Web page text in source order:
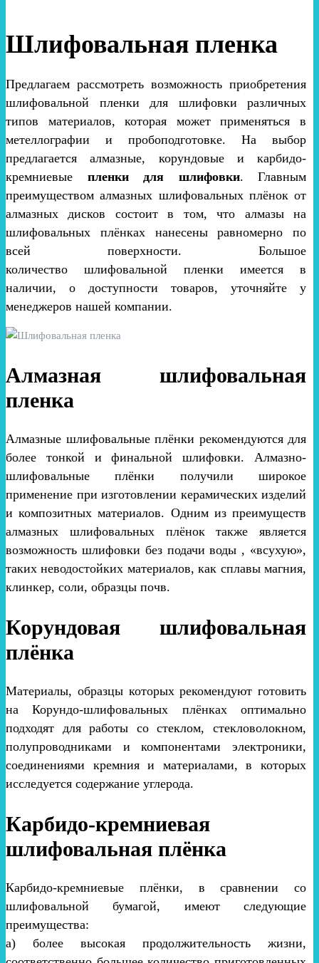
Шлифовальная пленка
Предлагаем рассмотреть возможность приобретения
шлифовальной пленки для шлифовки различных
типов материалов, которая может применяться в
метеллографии и пробоподготовке. На выбор
предлагается алмазные, корундовые и карбидо-
кремниевые пленки для шлифовки. Главным
преимуществом алмазных шлифовальных плёнок от
алмазных дисков состоит в том, что алмазы на
шлифовальных плёнках нанесены равномерно по
всей поверхности. Большое
количество шлифовальной пленки имеется в
наличии, о доступности товаров, уточняйте у
менеджеров нашей компании.
Алмазная шлифовальная
пленка
Алмазные шлифовальные плёнки рекомендуются для
более тонкой и финальной шлифовки. Алмазно-
шлифовальные плёнки получили широкое
применение при изготовлении керамических изделий
и композитных материалов. Одним из преимуществ
алмазных шлифовальных плёнок также является
возможность шлифовки без подачи воды , «всухую»,
таких неводостойких материалов, как сплавы магния,
клинкер, соли, образцы почв.
Корундовая шлифовальная
плёнка
Материалы, образцы которых рекомендуют готовить
на Корундо-шлифовальных плёнках оптимально
подходят для работы со стеклом, стекловолокном,
полупроводниками и компонентами электроники,
соединениями кремния и материалами, в которых
исследуется содержание углерода.
Карбидо-кремниевая
шлифовальная плёнка
Карбидо-кремниевые плёнки, в сравнении со
шлифовальной бумагой, имеют следующие
преимущества:
а) более высокая продолжительность жизни,